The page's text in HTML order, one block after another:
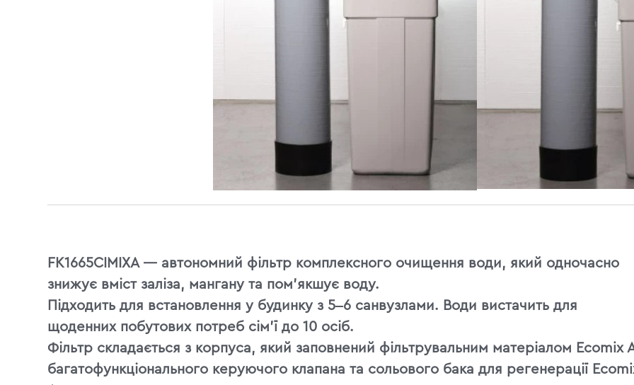
FK1665CIMIXA — автономний фільтр комплексного очищення води, який одночасно
знижує вміст заліза, мангану та пом'якшує воду.
Підходить для встановлення у будинку з 5‒6 санвузлами. Води вистачить для
щоденних побутових потреб сім'ї до 10 осіб.
Фільтр складається з корпуса, який заповнений фільтрувальним матеріалом Ecomix
багатофункціонального керуючого клапана та сольового бака для регенерації